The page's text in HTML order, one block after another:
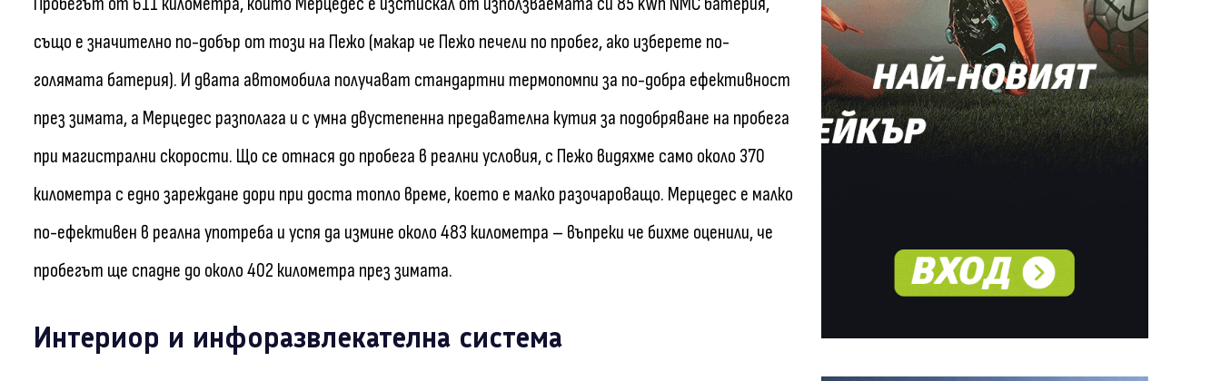
също е значително по-добър от този на Пежо (макар че Пежо печели по пробег, ако изберете по-
голямата батерия). И двата автомобила получават стандартни термопомпи за по-добра ефективност
през зимата, а Мерцедес разполага и с умна двустепенна предавателна кутия за подобряване на пробега
при магистрални скорости. Що се отнася до пробега в реални условия, с Пежо видяхме само около 370
километра с едно зареждане дори при доста топло време, което е малко разочароващо. Мерцедес е малко
по-ефективен в реална употреба и успя да измине около 483 километра – въпреки че бихме оценили, че
пробегът ще спадне до около 402 километра през зимата.
Интериор и инфоразвлекателна система